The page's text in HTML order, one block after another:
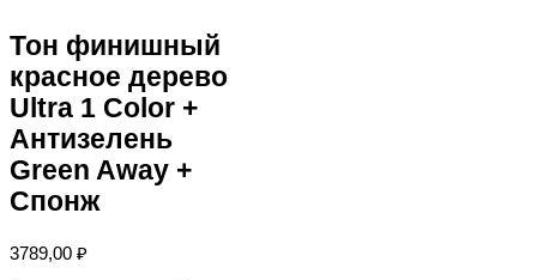
Тон финишный
красное дерево
Ultra 1 Color +
Антизелень
Green Away +
Спонж
3789,00 ₽